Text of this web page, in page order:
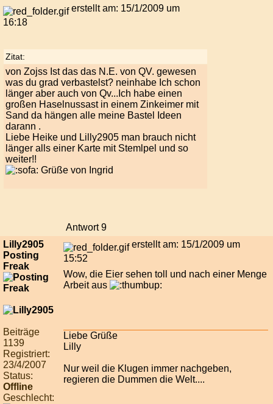
erstellt am: 15/1/2009 um
16:18
Zitat:
von Zojss Ist das das N.E. von QV. gewesen
was du grad verbastelst? neinhabe Ich schon
länger aber auch von Qv...Ich habe einen
großen Haselnussast in einem Zinkeimer mit
Sand da hängen alle meine Bastel Ideen
darann .
Liebe Heike und Lilly2905 man brauch nicht
länger alls einer Karte mit Stemlpel und so
weiter!!
Grüße von Ingrid
Antwort 9
Lilly2905
Posting
Freak
Beiträge
1139
Registriert:
23/4/2007
Status:
Offline
Geschlecht:
erstellt am: 15/1/2009 um
15:52
Wow, die Eier sehen toll und nach einer Menge
Arbeit aus
Liebe Grüße
Lilly
Nur weil die Klugen immer nachgeben,
regieren die Dummen die Welt....